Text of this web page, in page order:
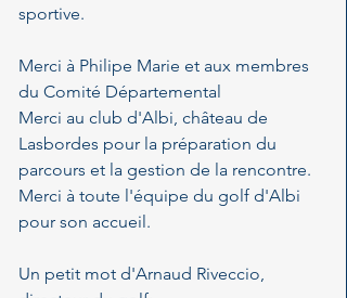
sportive.
Merci à Philipe Marie et aux membres
du Comité Départemental
Merci au club d'Albi, château de
Lasbordes pour la préparation du
parcours et la gestion de la rencontre.
Merci à toute l'équipe du golf d'Albi
pour son accueil.
Un petit mot d'Arnaud Riveccio,